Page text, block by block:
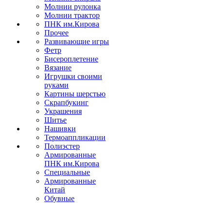
Молнии рулонка
Молнии трактор
ПНК им.Кирова
Прочее
Развивающие игры
Фетр
Бисероплетение
Вязание
Игрушки своими
руками
Картины шерстью
Скрапбукинг
Украшения
Шитье
Нашивки
Термоаппликации
Полиэстер
Армированные
ПНК им.Кирова
Специальные
Армированные
Китай
Обувные